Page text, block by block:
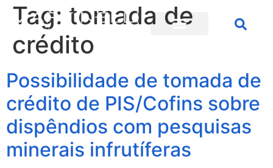
Tag: tomada de
crédito
Possibilidade de tomada de
crédito de PIS/Cofins sobre
dispêndios com pesquisas
minerais infrutíferas